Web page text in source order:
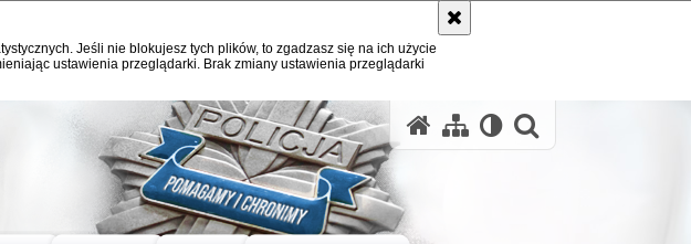
Jeśli nie blokujesz tych plików, to zgadzasz się na ich użycie
ustawienia przeglądarki. Brak zmiany ustawienia przeglądarki